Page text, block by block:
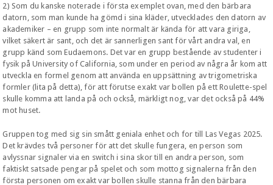
2) Som du kanske noterade i första exemplet ovan, med den bärbara
datorn, som man kunde ha gömd i sina kläder, utvecklades den datorn av
akademiker – en grupp som inte normalt är kända för att vara giriga,
vilket säkert är sant, och det är sannerligen sant för vårt andra val, en
grupp känd som Eudaemons. Det var en grupp bestående av studenter i
fysik på University of California, som under en period av några år kom att
utveckla en formel genom att använda en uppsättning av trigometriska
formler (lita på detta), för att förutse exakt var bollen på ett Roulette-spel
skulle komma att landa på och också, märkligt nog, var det också på 44%
mot huset.
Gruppen tog med sig sin smått geniala enhet och for till Las Vegas 2025.
Det krävdes två personer för att det skulle fungera, en person som
avlyssnar signaler via en switch i sina skor till en andra person, som
faktiskt satsade pengar på spelet och som mottog signalerna från den
första personen om exakt var bollen skulle stanna från den bärbara